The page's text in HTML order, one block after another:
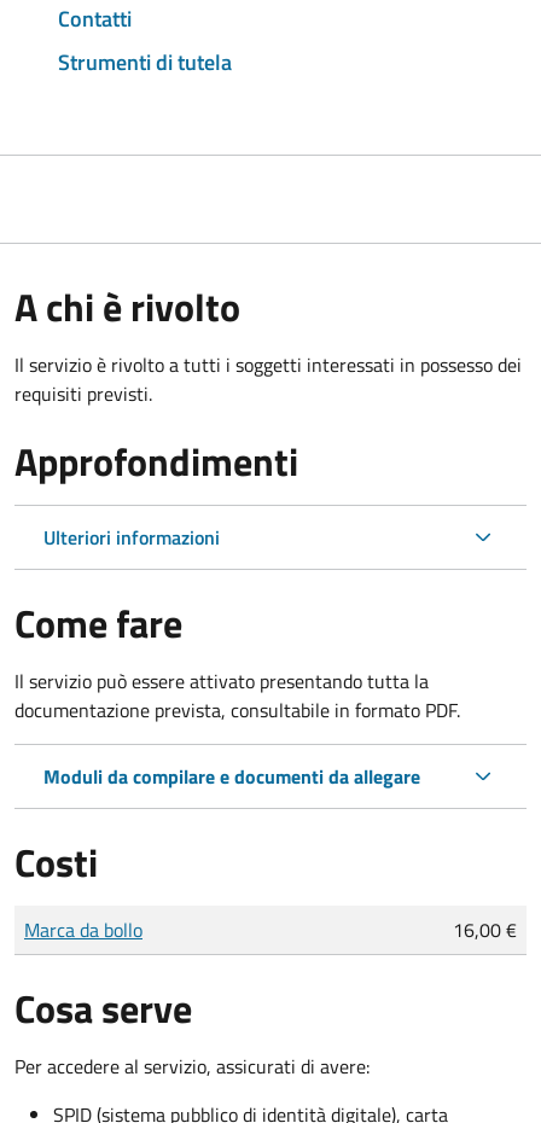
Contatti
Strumenti di tutela
A chi è rivolto
Il servizio è rivolto a tutti i soggetti interessati in possesso dei
requisiti previsti.
Approfondimenti
Ulteriori informazioni
Come fare
Il servizio può essere attivato presentando tutta la
documentazione prevista, consultabile in formato PDF.
Moduli da compilare e documenti da allegare
Costi
Tipo di pagamento
Importo
Marca da bollo 16,00 €
Cosa serve
Per accedere al servizio, assicurati di avere:
SPID (sistema pubblico di identità digitale), carta